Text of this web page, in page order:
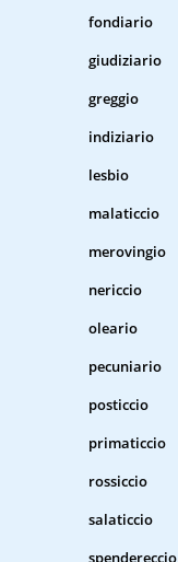
fondiario
giudiziario
greggio
indiziario
lesbio
malaticcio
merovingio
nericcio
oleario
pecuniario
posticcio
primaticcio
rossiccio
salaticcio
spendereccio